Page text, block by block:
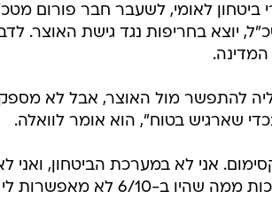
ביטחון לאומי, לשעבר חבר פורום
יוצא בחריפות נגד גישת האוצר.
המדינה.
להתפשר מול האוצר, אבל לא
שארגיש בטוח", הוא אומר לוואלה.
אני לא במערכת הביטחון, ואני
מסתכל על משאים ומתנים, אבל מבין שרמות מלאי נמוכות ממה שהיו ב-6/10 לא מאפשרות לי